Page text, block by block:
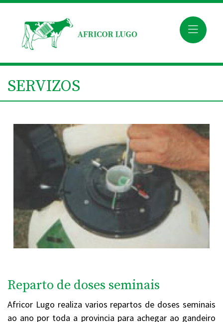
SERVIZOS
Reparto de doses seminais
Africor Lugo realiza varios repartos de doses seminais
ao ano por toda a provincia para achegar ao gandeiro